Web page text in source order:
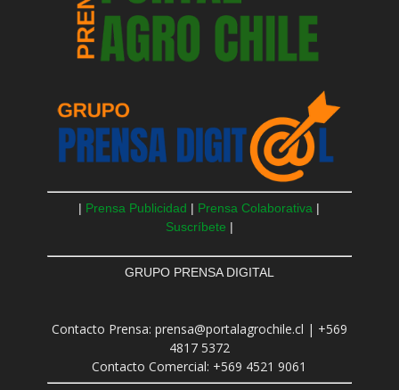
| Prensa Publicidad | Prensa Colaborativa |
Suscríbete |
GRUPO PRENSA DIGITAL
Contacto Prensa: prensa@portalagrochile.cl | +569
4817 5372
Contacto Comercial: +569 4521 9061